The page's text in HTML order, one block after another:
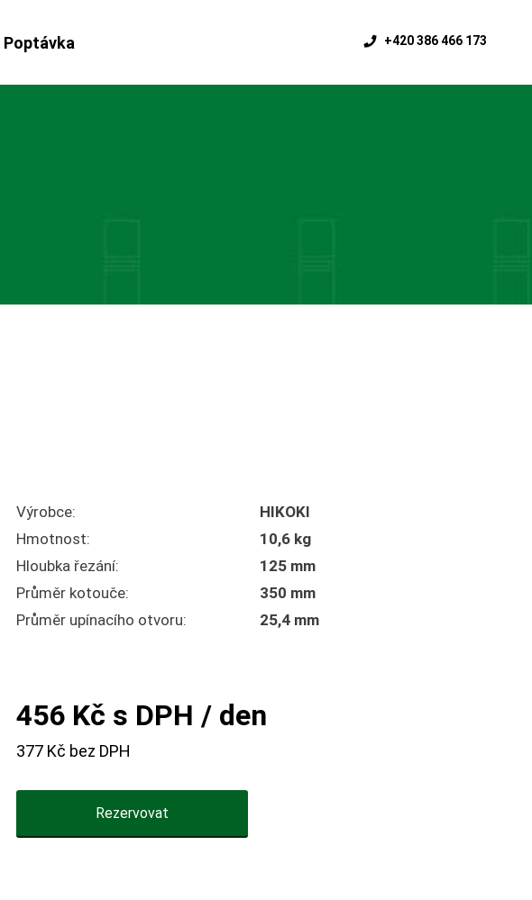
Poptávka +420 386 466 173
Výrobce:
HIKOKI
Hmotnost:
10,6 kg
Hloubka řezání:
125 mm
Průměr kotouče:
350 mm
Průměr upínacího otvoru:
25,4 mm
456 Kč s DPH / den
377 Kč bez DPH
Rezervovat